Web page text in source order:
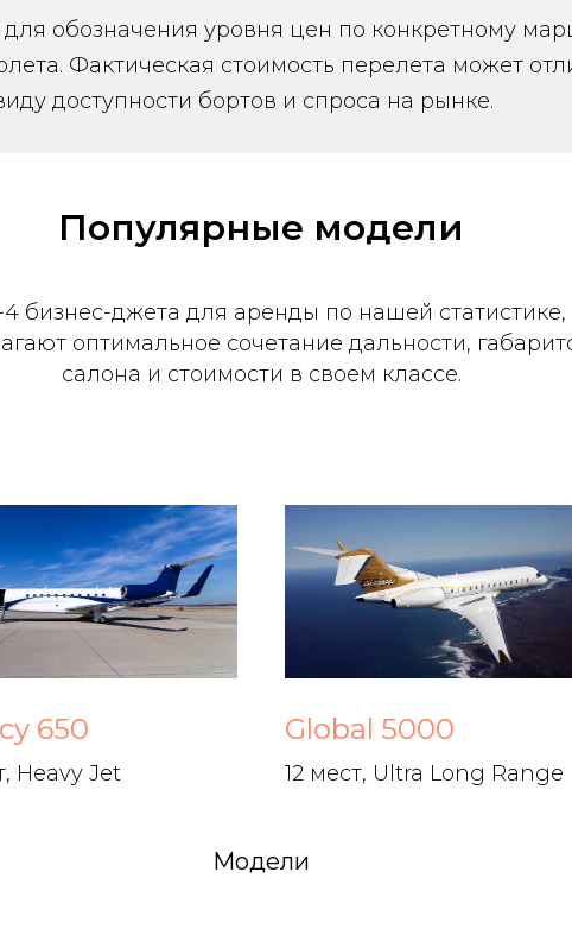
обозначения уровня цен по конкретному
Фактическая стоимость перелета может
доступности бортов и спроса на рынке.
Популярные модели
бизнес-джета для аренды по нашей статистике,
оптимальное сочетание дальности,
салона и стоимости в своем классе.
650
Heavy Jet
Global 5000
12 мест, Ultra Long Range
Модели